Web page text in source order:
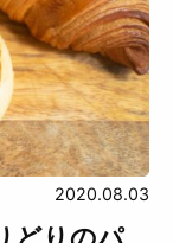
2020.08.03